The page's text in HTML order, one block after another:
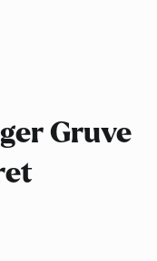
Gruve